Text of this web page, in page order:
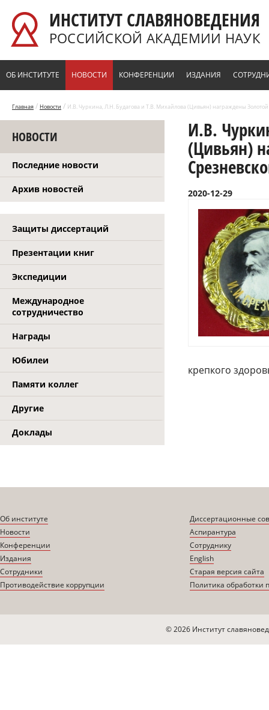
ИНСТИТУТ СЛАВЯНОВЕДЕНИЯ
РОССИЙСКОЙ АКАДЕМИИ НАУК
ОБ ИНСТИТУТЕ НОВОСТИ КОНФЕРЕНЦИИ ИЗДАНИЯ
Главная / Новости / И.В. Чуркина, Л.Н. Будагова и Т.В. Михайлова (Цивьян) награждены
НОВОСТИ
Последние новости
Архив новостей
Защиты диссертаций
Презентации книг
Экспедиции
Международное
сотрудничество
Награды
Юбилеи
Памяти коллег
Другие
Доклады
И.В.
(Цивьян)
2020-12-29
крепкого
Об институте
Новости
Конференции
Издания
Сотрудники
Противодействие коррупции
Диссертационные
Аспирантура
Сотруднику
English
Старая версия сайта
Политика обработки
© 2026 Институт